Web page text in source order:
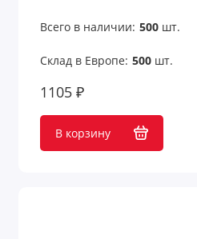
Маски для лица
Маски для сна
Мёд и варенье
Многофункциональные
Всего в наличии: 500шт.
Склад в Европе: 500шт.
1105 ₽
В корзину